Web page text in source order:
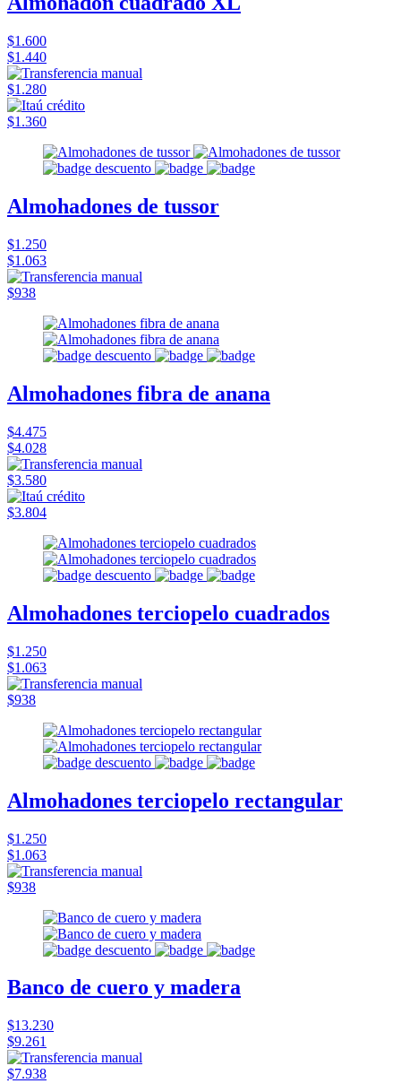
$1.600
$1.440
$1.280
$1.360
Almohadones de tussor
$1.250
$1.063
$938
Almohadones fibra de anana
$4.475
$4.028
$3.580
$3.804
Almohadones terciopelo cuadrados
$1.250
$1.063
$938
Almohadones terciopelo rectangular
$1.250
$1.063
$938
Banco de cuero y madera
$13.230
$9.261
$7.938